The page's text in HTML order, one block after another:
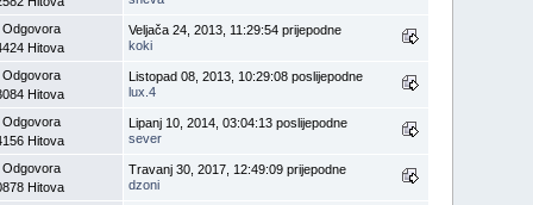
Odgovora
Hitova
Veljača 24, 2013, 11:29:54 prijepodne
koki
Odgovora
Hitova
Listopad 08, 2013, 10:29:08 poslijepodne
lux.4
Odgovora
Hitova
Lipanj 10, 2014, 03:04:13 poslijepodne
sever
Odgovora
Hitova
Travanj 30, 2017, 12:49:09 prijepodne
dzoni